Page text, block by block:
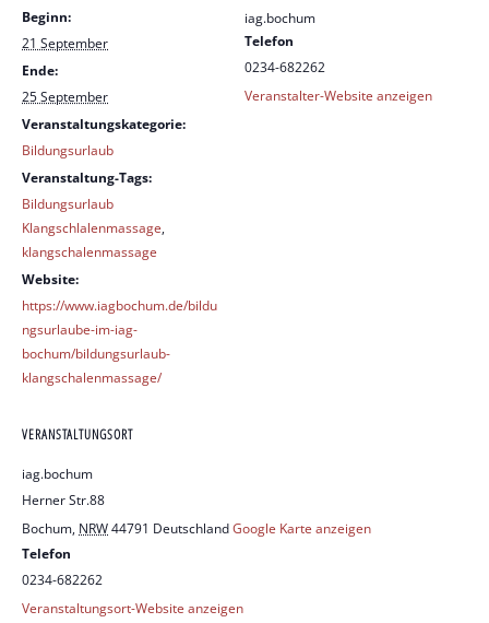
Beginn:
21 September
Ende:
25 September
Veranstaltungskategorie:
Bildungsurlaub
Veranstaltung-Tags:
Bildungsurlaub
Klangschlalenmassage,
klangschalenmassage
Website:
https://www.iagbochum.de/bildu
ngsurlaube-im-iag-
bochum/bildungsurlaub-
klangschalenmassage/
VERANSTALTUNGSORT
iag.bochum
Herner Str.88
Bochum, NRW44791 DeutschlandGoogle Karte anzeigen
Telefon
0234-682262
Veranstaltungsort-Website anzeigen
iag.bochum
Telefon
0234-682262
Veranstalter-Website anzeigen